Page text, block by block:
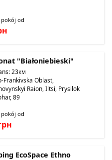
pokój od
"Białoniebieski"
23км
Frankivska Oblast,
Raion, Iltsi, Prysilok
89
pokój od
EcoSpace Ethno